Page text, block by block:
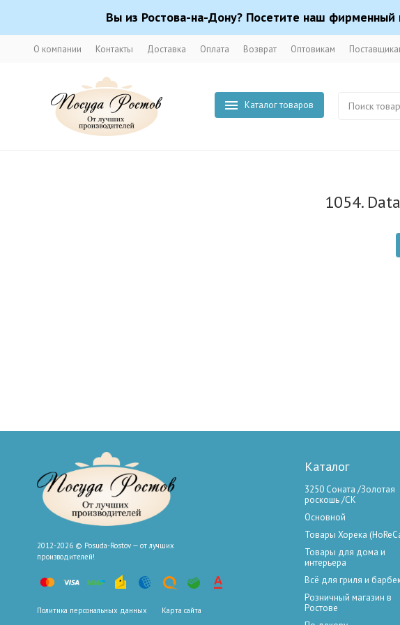
Вы из Ростова-на-Дону? Посетите наш
О компании Контакты Доставка Оплата Возврат Оптовикам
Каталог товаров
1054.
2012-2026 © Posuda-Rostov — от лучших
производителей!
Политика персональных данных Карта сайта
Каталог
3250 Соната /Золотая
роскошь /СК
Основной
Товары Хорека
Товары для дома и
интерьера
Всё для гриля и
Розничный магазин в
Ростове